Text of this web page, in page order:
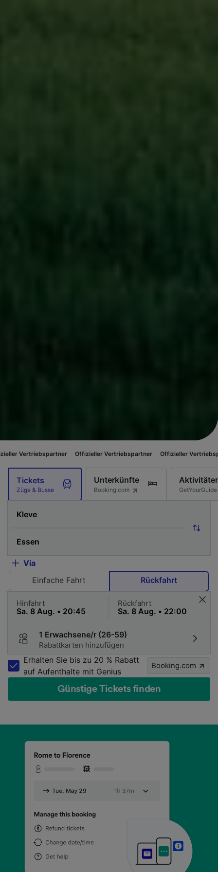
Offizieller Vertriebspartner Offizieller Vertriebspartner
Tickets
Züge & Busse
Unterkünfte
Booking.com GetYourGuide
Via
Einfache Fahrt
Rückfahrt
Hinfahrt Rückfahrt
1 Erwachsene/r (26-59)
Rabattkarten hinzufügen
Erhalten Sie bis zu 20 % Rabatt
auf Aufenthalte mit Genius
Booking.com
Günstige Tickets finden